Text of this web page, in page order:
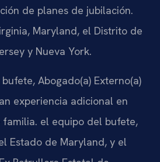
de planes de jubilación.
Maryland, el Distrito de
y Nueva York.
Abogado(a) Externo(a)
experiencia adicional en
el equipo del bufete,
Estado de Maryland, y el